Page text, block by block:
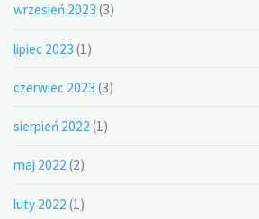
wrzesień 2023 (3)
lipiec 2023 (1)
czerwiec 2023 (3)
sierpień 2022 (1)
maj 2022 (2)
luty 2022 (1)